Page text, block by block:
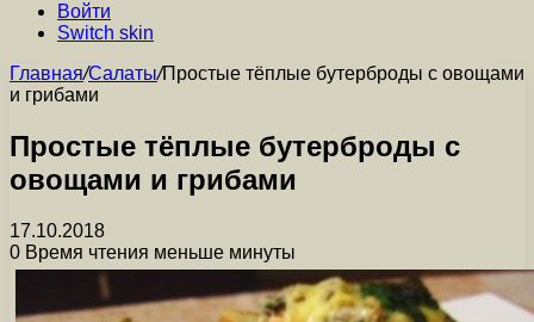
Войти
Switch skin
Главная/Салаты/Простые тёплые бутерброды с овощами
и грибами
Простые тёплые бутерброды с
овощами и грибами
17.10.2018
0 Время чтения меньше минуты